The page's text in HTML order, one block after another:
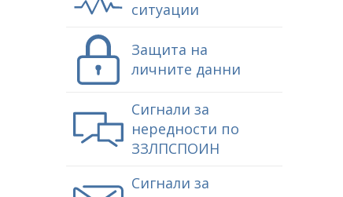
ситуации
Защита на
личните данни
Сигнали за
нередности по
ЗЗЛПСПОИН
Сигнали за